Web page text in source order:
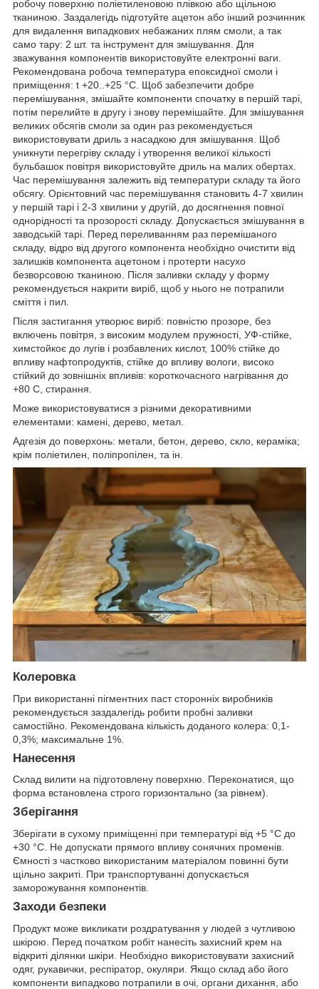
робочу поверхню поліетиленовою плівкою або щільною
тканиною. Заздалегідь підготуйте ацетон або інший розчинник
для видалення випадкових небажаних плям смоли, а так
само тару: 2 шт. та інструмент для змішування. Для
зважування компонентів використовуйте електронні ваги.
Рекомендована робоча температура епоксидної смоли і
приміщення: t +20..+25 °C. Щоб забезпечити добре
перемішування, змішайте компоненти спочатку в першій тарі,
потім перелийте в другу і знову перемішайте. Для змішування
великих обсягів смоли за один раз рекомендується
використовувати дриль з насадкою для змішування. Щоб
уникнути перегріву складу і утворення великої кількості
бульбашок повітря використовуйте дриль на малих обертах.
Час перемішування залежить від температури складу та його
обсягу. Орієнтовний час перемішування становить 4-7 хвилин
у першій тарі і 2-3 хвилини у другій, до досягнення повної
однорідності та прозорості складу. Допускається змішування в
заводській тарі. Перед переливанням раз перемішаного
складу, відро від другого компонента необхідно очистити від
залишків компонента ацетоном і протерти насухо
безворсовою тканиною. Після заливки складу у форму
рекомендується накрити виріб, щоб у нього не потрапили
сміття і пил.
Після застигання утворює виріб: повністю прозоре, без
включень повітря, з високим модулем пружності, УФ-стійке,
химстойкоє до лугів і розбавлених кислот, 100% стійке до
впливу нафтопродуктів, стійке до впливу вологи, високо
стійкий до зовнішніх впливів: короткочасного нагрівання до
+80 С, стирання.
Може використовуватися з різними декоративними
елементами: камені, дерево, метал.
Адгезія до поверхонь: метали, бетон, дерево, скло, кераміка;
крім поліетилен, поліпропілен, та ін.
Колеровка
При використанні пігментних паст сторонніх виробників
рекомендується заздалегідь робити пробні заливки
самостійно. Рекомендована кількість доданого колера: 0,1-
0,3%; максимальне 1%.
Нанесення
Склад вилити на підготовлену поверхню. Переконатися, що
форма встановлена строго горизонтально (за рівнем).
Зберігання
Зберігати в сухому приміщенні при температурі від +5 °С до
+30 °С. Не допускати прямого впливу сонячних променів.
Ємності з частково використаним матеріалом повинні бути
щільно закриті. При транспортуванні допускається
заморожування компонентів.
Заходи безпеки
Продукт може викликати роздратування у людей з чутливою
шкірою. Перед початком робіт нанесіть захисний крем на
відкриті ділянки шкіри. Необхідно використовувати захисний
одяг, рукавички, респіратор, окуляри. Якщо склад або його
компоненти випадково потрапили в очі, органи дихання, або